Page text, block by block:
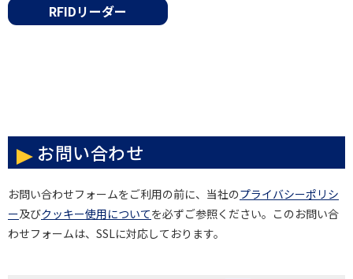
RFIDリーダー
お問い合わせ
お問い合わせフォームをご利用の前に、当社のプライバシーポリシ
ー及びクッキー使用についてを必ずご参照ください。このお問い合
わせフォームは、SSLに対応しております。